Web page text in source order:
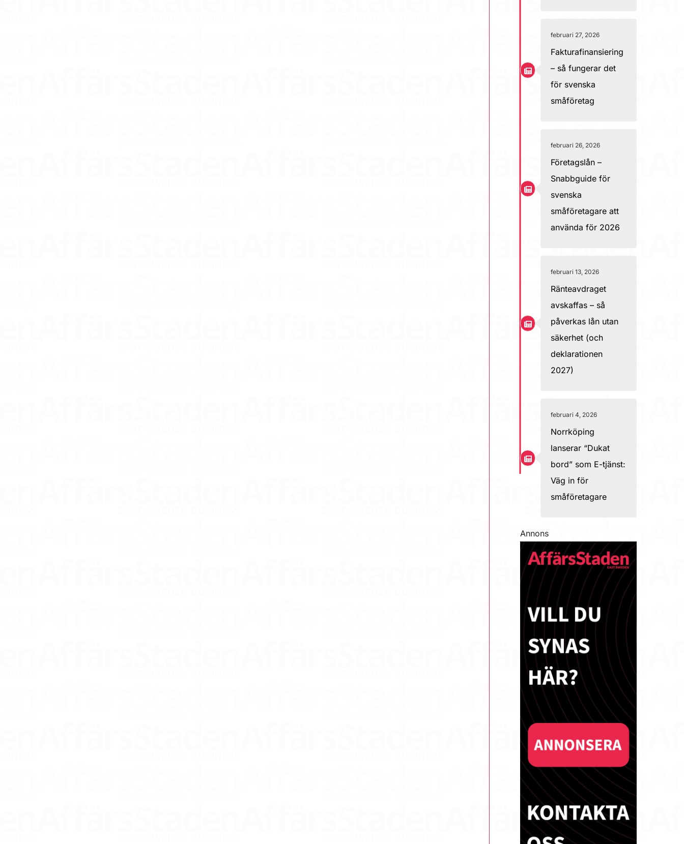
februari 27, 2026
Fakturafinansiering
– så fungerar det
för svenska
småföretag
februari 26, 2026
Företagslån –
Snabbguide för
svenska
småföretagare att
använda för 2026
februari 13, 2026
Ränteavdraget
avskaffas – så
påverkas lån utan
säkerhet (och
deklarationen
2027)
februari 4, 2026
Norrköping
lanserar “Dukat
bord” som E-tjänst:
Väg in för
småföretagare
Annons